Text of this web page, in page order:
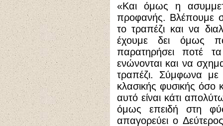
«Και όμως η
προφανής. Βλέπουμε
το τραπέζι και να
έχουμε δει όμως
παρατηρήσει ποτέ
ενώνονται και να
τραπέζι. Σύμφωνα με
κλασικής φυσικής όσο
αυτό είναι κάτι
όμως επειδή στη
απαγορεύει ο